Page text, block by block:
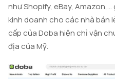
như Shopify, eBay,
kinh doanh cho các nhà bán
cấp của Doba hiện chỉ vận
địa của Mỹ.